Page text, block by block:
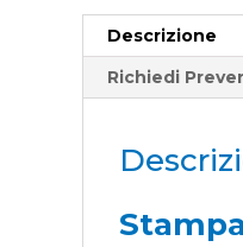
Descrizione
Richiedi